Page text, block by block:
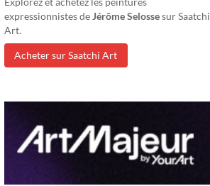
expressionnistes de Jérôme Selossesur Saatchi
Art.
Acheter sur Saatchi Art